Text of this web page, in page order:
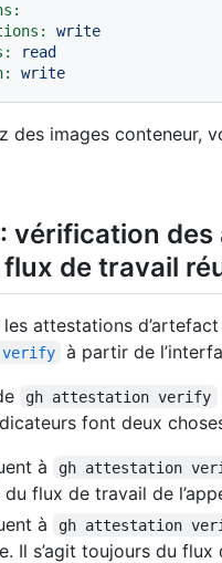
write
read
write
des images conteneur,
vérification
de travail
attestations
à partir de
gh attestation verify
font deux
à
gh attestation
flux de travail de
à
gh attestation
Il s’agit toujours du